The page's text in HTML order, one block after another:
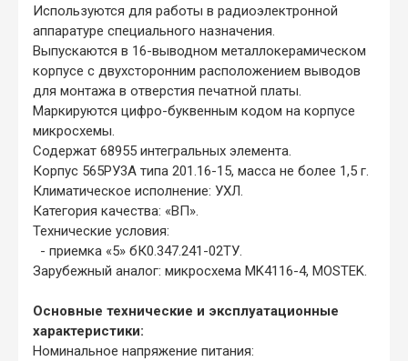
Используются для работы в радиоэлектронной
аппаратуре специального назначения.
Выпускаются в 16-выводном металлокерамическом
корпусе с двухсторонним расположением выводов
для монтажа в отверстия печатной платы.
Маркируются цифро-буквенным кодом на корпусе
микросхемы.
Содержат 68955 интегральных элемента.
Корпус 565РУ3А типа 201.16-15, масса не более 1,5 г.
Климатическое исполнение: УХЛ.
Категория качества: «ВП».
Технические условия:
- приемка «5» бК0.347.241-02ТУ.
Зарубежный аналог: микросхема MK4116-4, MOSTEK.
Основные технические и эксплуатационные
характеристики:
Номинальное напряжение питания: